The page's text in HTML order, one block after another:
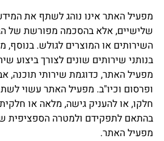
מפעיל האתר אינו נוהג לשתף את
שלישיים, אלא בהסכמה מפורשת של
השירותים או המוצרים לגולש. בנוסף,
בנותני שירותים שונים לצורך ביצוע
מפעיל האתר, כדוגמת שירותי תוכנה,
ופרסום וכיו"ב. מפעיל האתר עשוי
חלקו, או להעניק גישה, מלאה או
בהתאם לתפקידם ולמטרה הספציפית
מפעיל האתר.